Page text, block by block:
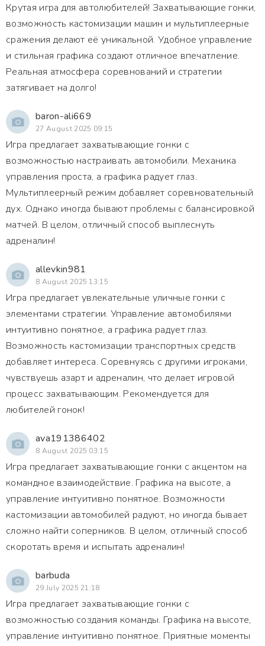
Крутая игра для автолюбителей! Захватывающие гонки,
возможность кастомизации машин и мультиплеерные
сражения делают её уникальной. Удобное управление
и стильная графика создают отличное впечатление.
Реальная атмосфера соревнований и стратегии
затягивает на долго!
baron-ali669
27 August 2025 09:15
Игра предлагает захватывающие гонки с
возможностью настраивать автомобили. Механика
управления проста, а графика радует глаз.
Мультиплеерный режим добавляет соревновательный
дух. Однако иногда бывают проблемы с балансировкой
матчей. В целом, отличный способ выплеснуть
адреналин!
allevkin981
8 August 2025 13:15
Игра предлагает увлекательные уличные гонки с
элементами стратегии. Управление автомобилями
интуитивно понятное, а графика радует глаз.
Возможность кастомизации транспортных средств
добавляет интереса. Соревнуясь с другими игроками,
чувствуешь азарт и адреналин, что делает игровой
процесс захватывающим. Рекомендуется для
любителей гонок!
ava191386402
8 August 2025 03:15
Игра предлагает захватывающие гонки с акцентом на
командное взаимодействие. Графика на высоте, а
управление интуитивно понятное. Возможности
кастомизации автомобилей радуют, но иногда бывает
сложно найти соперников. В целом, отличный способ
скоротать время и испытать адреналин!
barbuda
29 July 2025 21:18
Игра предлагает захватывающие гонки с
возможностью создания команды. Графика на высоте,
управление интуитивно понятное. Приятные моменты